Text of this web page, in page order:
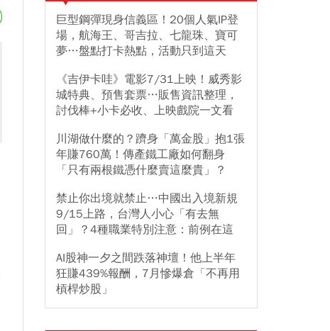
巨型鋼彈現身信義區！20個人氣IP登
場，航海王、哥吉拉、七龍珠、寶可
夢…盤點打卡熱點，活動只到這天
《吉伊卡哇》電影7/31上映！威秀影
城特典、預售套票…販售資訊整理，
討伐棒+小卡必收、上映戲院一文看
川湖做什麼的？躋身「萬金股」抱1張
年賺760萬！傳產鐵工廠如何翻身
「只有兩根鐵憑什麼賣這麼貴」？
禁止你出境就禁止…中國出入境新規
9/15上路，台灣人小心「有去無
回」？4種職業特別注意：前例在這
AI股神一夕之間跌落神壇！他上半年
狂賺439%報酬，7月慘爆倉「不再用
槓桿炒股」